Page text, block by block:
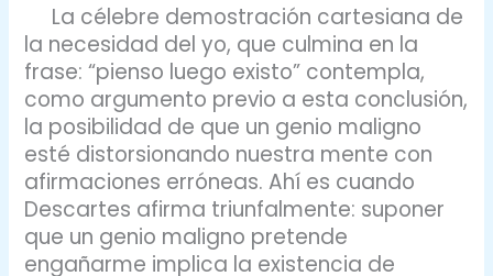
La célebre demostración cartesiana de
la necesidad del yo, que culmina en la
frase: “pienso luego existo” contempla,
como argumento previo a esta conclusión,
la posibilidad de que un genio maligno
esté distorsionando nuestra mente con
afirmaciones erróneas. Ahí es cuando
Descartes afirma triunfalmente: suponer
que un genio maligno pretende
engañarme implica la existencia de